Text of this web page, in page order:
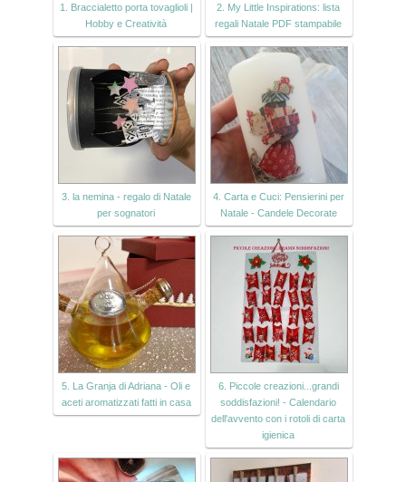
1. Braccialetto porta tovaglioli |
Hobby e Creatività
2. My Little Inspirations: lista
regali Natale PDF stampabile
3. la nemina - regalo di Natale
per sognatori
4. Carta e Cuci: Pensierini per
Natale - Candele Decorate
5. La Granja di Adriana - Oli e
aceti aromatizzati fatti in casa
6. Piccole creazioni...grandi
soddisfazioni! - Calendario
dell'avvento con i rotoli di carta
igienica